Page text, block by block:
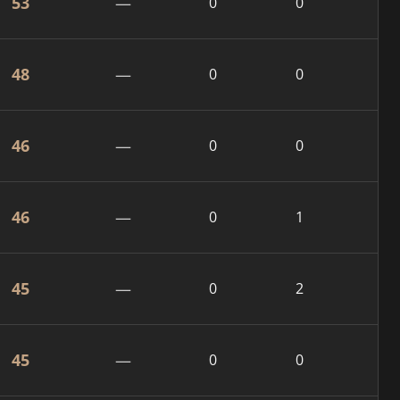
48 — 0 0
46 — 0 0
46 — 0 1
45 — 0 2
45 — 0 0